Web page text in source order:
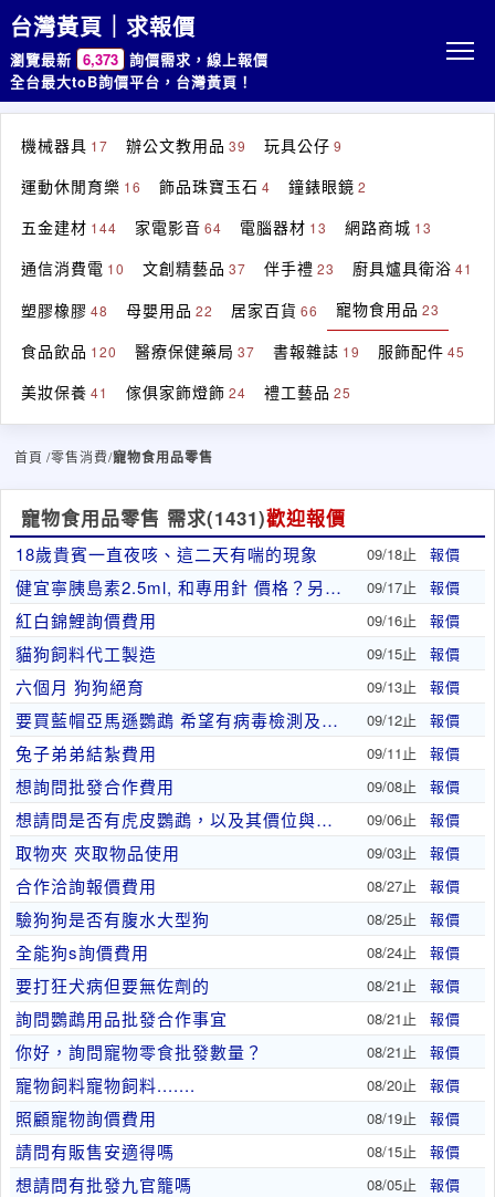
台灣黃頁｜求報價
瀏覽最新 6,373 詢價需求，線上報價
全台最大toB詢價平台，台灣黃頁！
機械器具 17 辦公文教用品 39 玩具公仔 9
運動休閒育樂 16 飾品珠寶玉石 4 鐘錶眼鏡 2
五金建材 144 家電影音 64 電腦器材 13 網路商城 13
通信消費電 10 文創精藝品 37 伴手禮 23 廚具爐具衛浴 41
塑膠橡膠 48 母嬰用品 22 居家百貨 66 寵物食用品 23
食品飲品 120 醫療保健藥局 37 書報雜誌 19 服飾配件 45
美妝保養 41 傢俱家飾燈飾 24 禮工藝品 25
首頁 /零售消費/寵物食用品零售
寵物食用品零售 需求(1431)歡迎報價
18歲貴賓一直夜咳、這二天有喘的現象 09/18止 報價
健宜寧胰島素2.5ml, 和專用針 價格？另外 .. 09/17止 報價
紅白錦鯉詢價費用 09/16止 報價
貓狗飼料代工製造 09/15止 報價
六個月 狗狗絕育 09/13止 報價
要買藍帽亞馬遜鸚鵡 希望有病毒檢測及腳環 09/12止 報價
兔子弟弟結紮費用 09/11止 報價
想詢問批發合作費用 09/08止 報價
想請問是否有虎皮鸚鵡，以及其價位與年齡 09/06止 報價
取物夾 夾取物品使用 09/03止 報價
合作洽詢報價費用 08/27止 報價
驗狗狗是否有腹水大型狗 08/25止 報價
全能狗s詢價費用 08/24止 報價
要打狂犬病但要無佐劑的 08/21止 報價
詢問鸚鵡用品批發合作事宜 08/21止 報價
你好，詢問寵物零食批發數量？ 08/21止 報價
寵物飼料寵物飼料....... 08/20止 報價
照顧寵物詢價費用 08/19止 報價
請問有販售安適得嗎 08/15止 報價
想請問有批發九官籠嗎 08/05止 報價